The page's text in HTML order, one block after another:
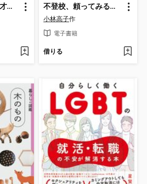
発達凸凹っ子に英才療育?してみた 生後0日からの子育てバトル 不登校、頼ってみるのもいいものだ
小林高子作
電子書籍
借りる